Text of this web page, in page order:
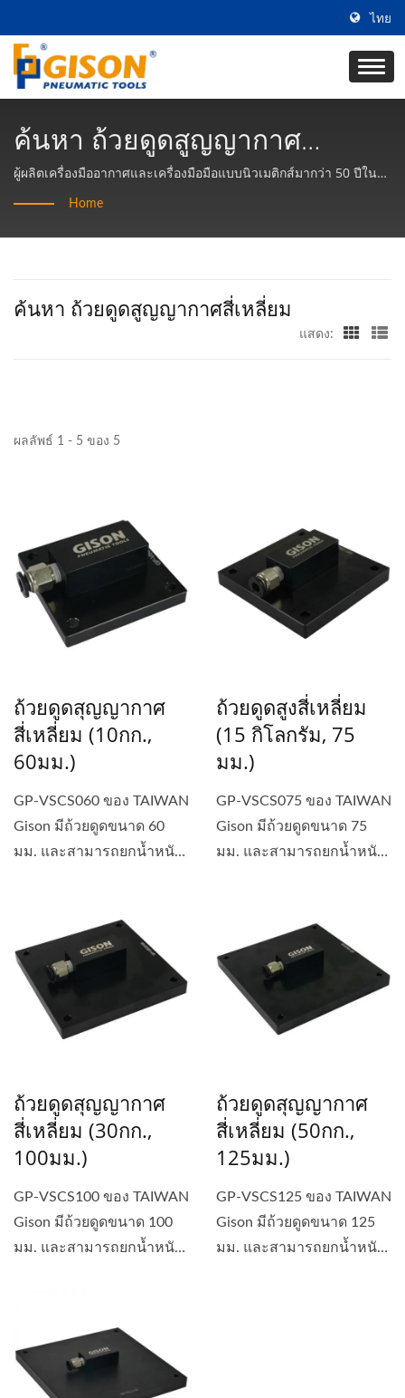
ไทย
ค้นหา ถ้วยดูดสูญญากาศ
สี่เหลี่ยม | ผู้ผลิตเครื่องมืออากาศ
แบบพกพาและเครื่องมืออัด
อากาศ - Gison
ผู้ผลิตเครื่องมืออากาศและเครื่องมือมือแบบนิวเมติกส์มากว่า 50 ปีใน
ไต้หวัน | Gison
Home
ค้นหา ถ้วยดูดสูญญากาศสี่เหลี่ยม
แสดง:
ผลลัพธ์ 1 - 5 ของ 5
ถ้วยดูดสุญญากาศ
สี่เหลี่ยม (10กก.,
60มม.)
GP-VSCS060 ของ TAIWAN
Gison มีถ้วยดูดขนาด 60
มม. และสามารถยกน้ำหนัก
ถ้วยดูดสูงสี่เหลี่ยม
(15 กิโลกรัม, 75
มม.)
GP-VSCS075 ของ TAIWAN
Gison มีถ้วยดูดขนาด 75
มม. และสามารถยกน้ำหนัก
ถ้วยดูดสุญญากาศ
สี่เหลี่ยม (30กก.,
100มม.)
GP-VSCS100 ของ TAIWAN
Gison มีถ้วยดูดขนาด 100
มม. และสามารถยกน้ำหนัก
ถ้วยดูดสุญญากาศ
สี่เหลี่ยม (50กก.,
125มม.)
GP-VSCS125 ของ TAIWAN
Gison มีถ้วยดูดขนาด 125
มม. และสามารถยกน้ำหนัก